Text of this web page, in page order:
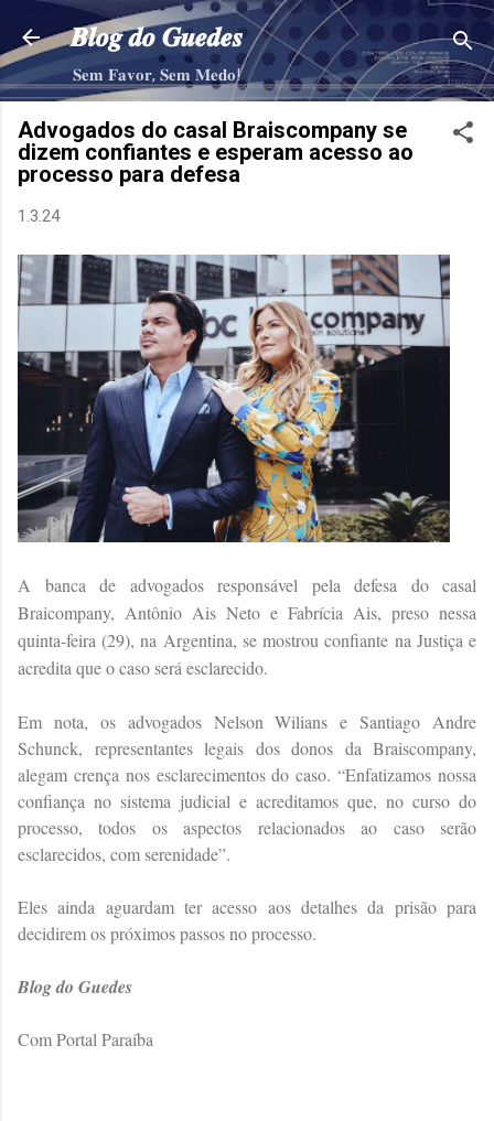
Pular para o conteúdo principal
𝑩𝒍𝒐𝒈 𝒅𝒐 𝑮𝒖𝒆𝒅𝒆𝒔
𝐒𝐞𝐦 𝐅𝐚𝐯𝐨𝐫, 𝐒𝐞𝐦 𝐌𝐞𝐝𝐨!
Advogados do casal Braiscompany se
dizem confiantes e esperam acesso ao
processo para defesa
1.3.24
A banca de advogados responsável pela defesa do casal
Braicompany, Antônio Ais Neto e Fabrícia Ais, preso nessa
quinta-feira (29), na Argentina, se mostrou confiante na Justiça e
acredita que o caso será esclarecido.
Em nota, os advogados Nelson Wilians e Santiago Andre
Schunck, representantes legais dos donos da Braiscompany,
alegam crença nos esclarecimentos do caso. “Enfatizamos nossa
confiança no sistema judicial e acreditamos que, no curso do
processo, todos os aspectos relacionados ao caso serão
esclarecidos, com serenidade”.
Eles ainda aguardam ter acesso aos detalhes da prisão para
decidirem os próximos passos no processo.
Blog do Guedes
Com Portal Paraíba